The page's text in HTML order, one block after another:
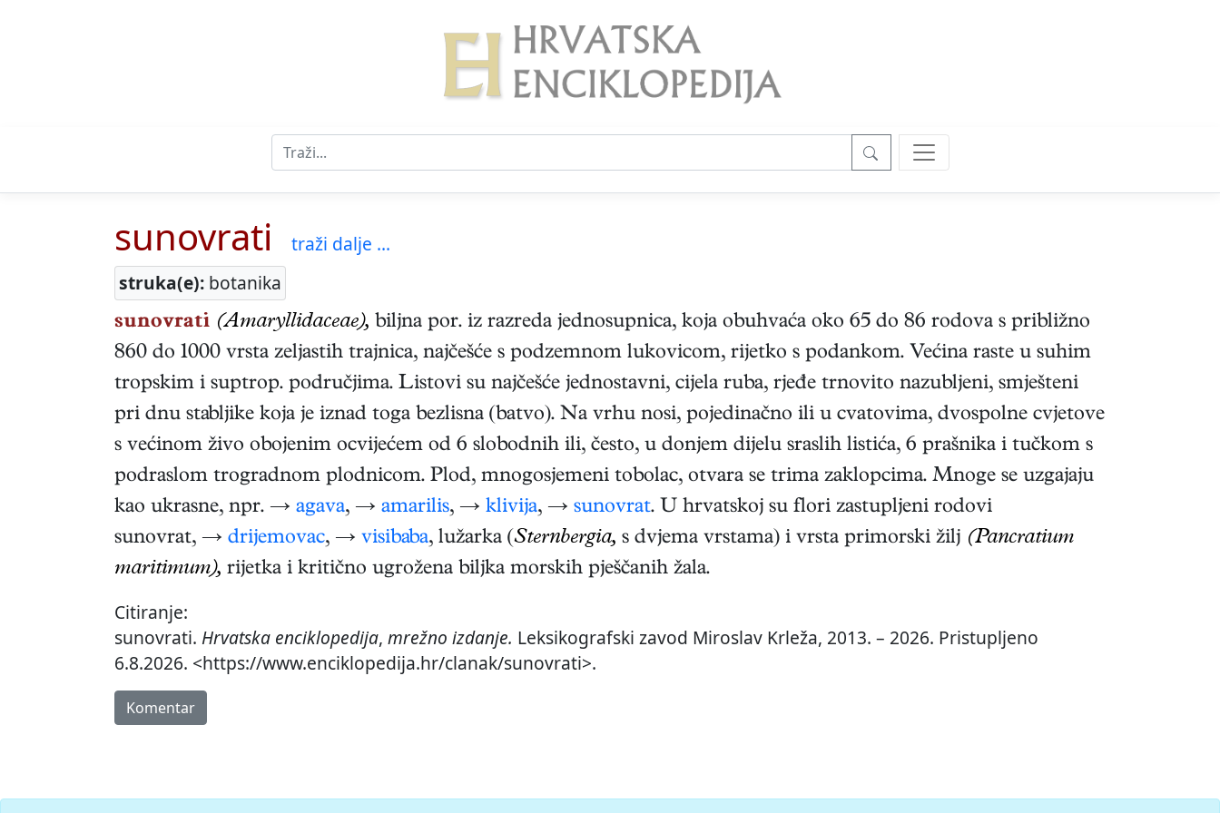
sunovrati
traži dalje ...
struka(e): botanika
sunovrati (Amaryllidaceae), biljna por. iz razreda jednosupnica, koja obuhvaća oko 65 do 86 rodova s približno
860 do 1000 vrsta zeljastih trajnica, najčešće s podzemnom lukovicom, rijetko s podankom. Većina raste u suhim
tropskim i suptrop. područjima. Listovi su najčešće jednostavni, cijela ruba, rjeđe trnovito nazubljeni, smješteni
pri dnu stabljike koja je iznad toga bezlisna (batvo). Na vrhu nosi, pojedinačno ili u cvatovima, dvospolne cvjetove
s većinom živo obojenim ocvijećem od 6 slobodnih ili, često, u donjem dijelu sraslih listića, 6 prašnika i tučkom s
podraslom trogradnom plodnicom. Plod, mnogosjemeni tobolac, otvara se trima zaklopcima. Mnoge se uzgajaju
kao ukrasne, npr. → agava, → amarilis, → klivija, → sunovrat. U hrvatskoj su flori zastupljeni rodovi
sunovrat, → drijemovac, → visibaba, lužarka (Sternbergia, s dvjema vrstama) i vrsta primorski žilj (Pancratium
maritimum), rijetka i kritično ugrožena biljka morskih pješčanih žala.
Citiranje:
sunovrati. Hrvatska enciklopedija, mrežno izdanje. Leksikografski zavod Miroslav Krleža, 2013. – 2026. Pristupljeno
6.8.2026. <https://www.enciklopedija.hr/clanak/sunovrati>.
Komentar